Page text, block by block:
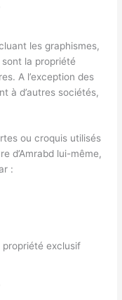
les graphismes,
la propriété
A l’exception des
à d’autres sociétés,
ou croquis utilisés
d’Amrabd lui-même,
:
exclusif